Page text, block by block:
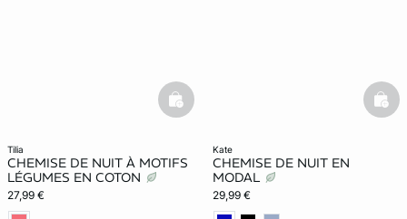
tilia
CHEMISE DE NUIT À MOTIFS
LÉGUMES EN COTON
27,99 €
basketfull
kate
CHEMISE DE NUIT EN
MODAL
29,99 €